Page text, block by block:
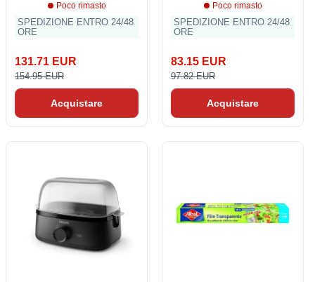
Poco rimasto
SPEDIZIONE ENTRO 24/48
ORE
131.71 EUR
154.95 EUR
Acquistare
Poco rimasto
SPEDIZIONE ENTRO 24/48
ORE
83.15 EUR
97.82 EUR
Acquistare